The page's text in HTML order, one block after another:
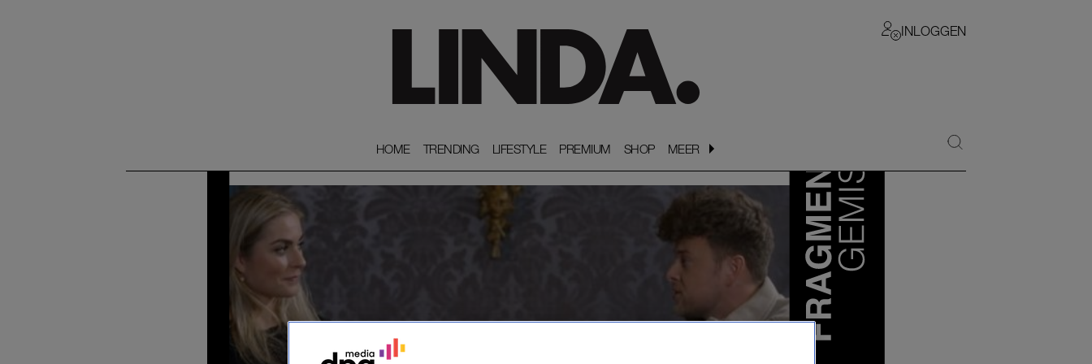
INLOGGEN
HOME
HOME TRENDING
TRENDING LIFESTYLE
LIFESTYLE PREMIUM
PREMIUM SHOP
SHOP MEER
MEER